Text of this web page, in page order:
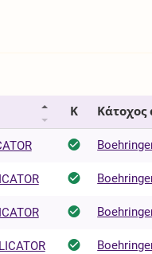
Κ Κάτοχος